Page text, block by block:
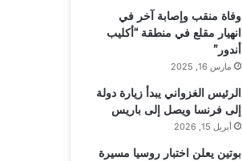
وفاة منقب وإصابة آخر في
انهيار مقلع في منطقة “أكليب
أندور”
مارس 16, 2025
الرئيس الغزواني يبدأ زيارة دولة
إلى فرنسا ويصل إلى باريس
أبريل 15, 2026
بوتين يعلن اختبار روسيا مسيرة